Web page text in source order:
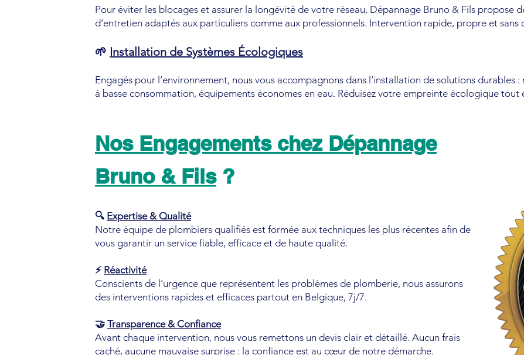
Pour éviter les blocages et assurer la longévité de votre réseau, Dépannage Bruno & Fils propose
d’entretien adaptés aux particuliers comme aux professionnels. Intervention rapide, propre et sans
🌱 Installation de Systèmes Écologiques
Engagés pour l’environnement, nous vous accompagnons dans l’installation de solutions durables
à basse consommation, équipements économes en eau. Réduisez votre empreinte écologique tout
Nos Engagements chez Dépannage
Bruno & Fils?
🔍 Expertise & Qualité
Notre équipe de plombiers qualifiés est formée aux techniques les plus récentes afin de
vous garantir un service fiable, efficace et de haute qualité.
⚡ Réactivité
Conscients de l’urgence que représentent les problèmes de plomberie, nous assurons
des interventions rapides et efficaces partout en Belgique, 7j/7.
🤝 Transparence & Confiance
Avant chaque intervention, nous vous remettons un devis clair et détaillé. Aucun frais
caché, aucune mauvaise surprise : la confiance est au cœur de notre démarche.